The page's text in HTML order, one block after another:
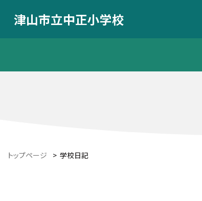
津山市立中正小学校
トップページ > 学校日記